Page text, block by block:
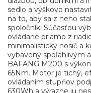
sedlo a výškovo
na to, aby sa z neho
spoločník. Súčasťou
ovládané priamo z
minimalistický nosič a
vybavený spoľahlivým
BAFANG M200 s
65Nm. Motor je tichý,
ovládaním stupňov
630Wh a výrazne ju